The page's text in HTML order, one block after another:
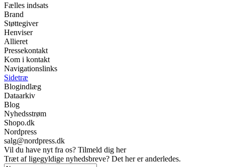
Fælles indsats
Brand
Støttegiver
Henviser
Allieret
Pressekontakt
Kom i kontakt
Navigationslinks
Sidetræ
Blogindlæg
Dataarkiv
Blog
Nyhedsstrøm
Shopo.dk
Nordpress
salg@nordpress.dk
Vil du have nyt fra os? Tilmeld dig her
Træt af ligegyldige nyhedsbreve? Det her er anderledes.